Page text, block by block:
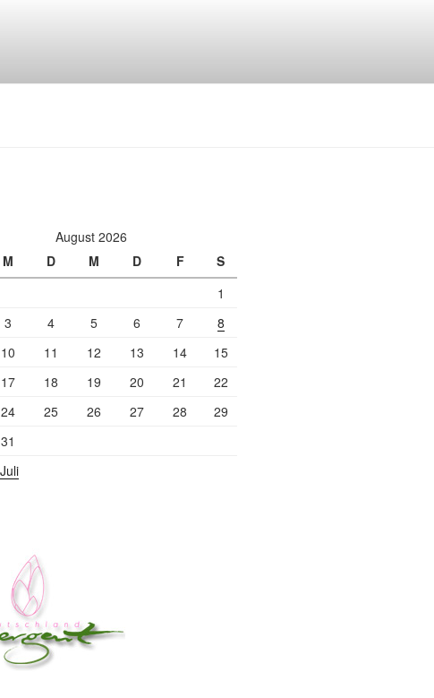
August 2026
M D M D F
S
1
3 4 5 6 7
8
10 11 12 13 14
15
17 18 19 20 21
22
24 25 26 27 28
29
31